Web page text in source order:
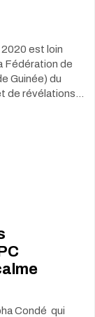
est loin
Fédération de
Guinée) du
de révélations…
Condé qui